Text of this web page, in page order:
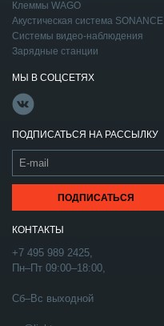
Клеммы WAGO
Акустическая система SONANCE
Системы видео-наблюдения
Зарядные станции
МЫ В СОЦСЕТЯХ
ПОДПИСАТЬСЯ НА РАССЫЛКУ
КОНТАКТЫ
+7 495 989 2425,
Пн–Пт 09:00–18:00,
Сб–Вс выходной